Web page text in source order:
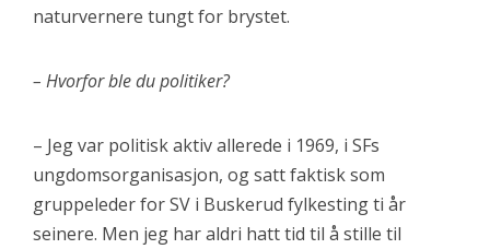
naturvernere tungt for brystet.
– Hvorfor ble du politiker?
– Jeg var politisk aktiv allerede i 1969, i SFs
ungdomsorganisasjon, og satt faktisk som
gruppeleder for SV i Buskerud fylkesting ti år
seinere. Men jeg har aldri hatt tid til å stille til